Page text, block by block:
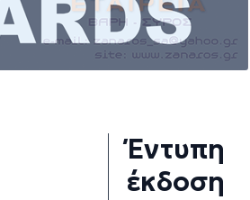
Έντυπη
έκδοση